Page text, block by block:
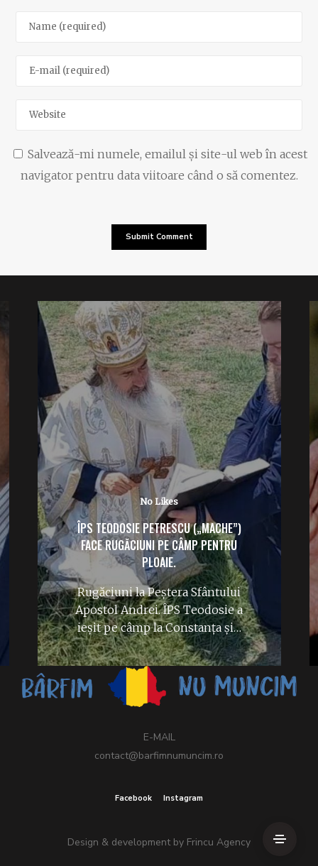
Salvează-mi numele, emailul și site-ul web în acest
navigator pentru data viitoare când o să comentez.
No Likes
ÎPS TEODOSIE PETRESCU („MACHE”)
FACE RUGĂCIUNI PE CÂMP PENTRU
PLOAIE.
Rugăciuni la Peștera Sfântului
Apostol Andrei. ÎPS Teodosie a
ieșit pe câmp la Constanța și…
E-MAIL
contact@barfimnumuncim.ro
Facebook Instagram
Design & development by Frincu Agency